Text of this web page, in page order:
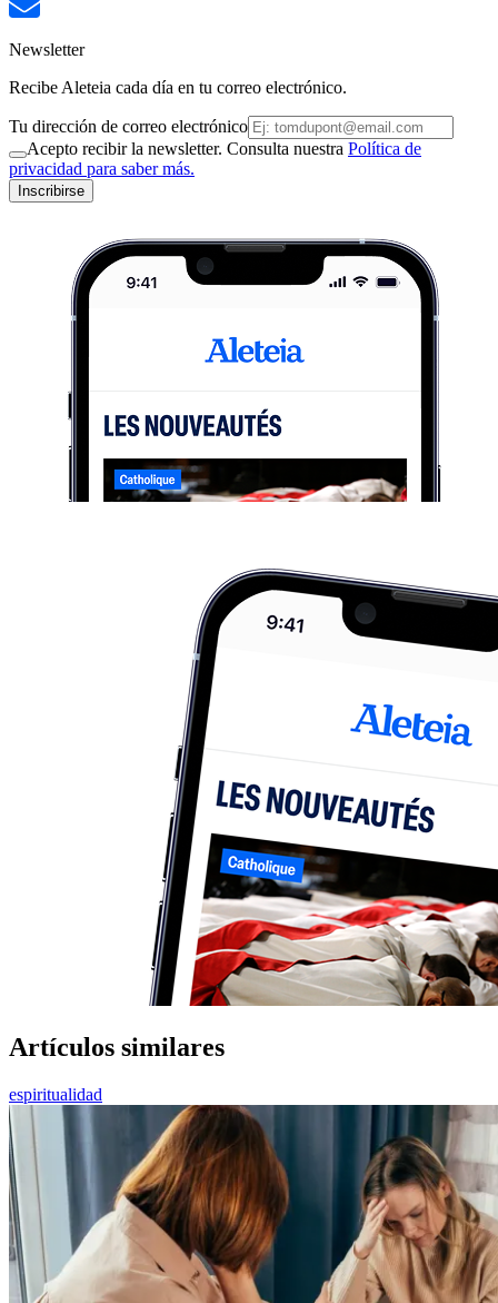
Newsletter
Recibe Aleteia cada día en tu correo electrónico.
Tu dirección de correo electrónico
Acepto recibir la newsletter. Consulta nuestra Política de
privacidad para saber más.
Inscribirse
Artículos similares
espiritualidad